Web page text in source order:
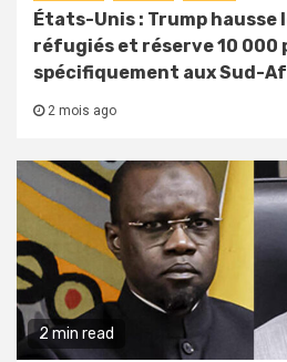
États-Unis : Trump hausse
réfugiés et réserve 10 000
spécifiquement aux Sud-
2 mois ago
2 min read